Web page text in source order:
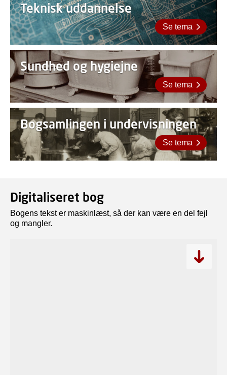
Teknisk uddannelse
Se tema
Sundhed og hygiejne
Se tema
Bogsamlingen i undervisningen
Se tema
Digitaliseret bog
Bogens tekst er maskinlæst, så der kan være en del fejl
og mangler.